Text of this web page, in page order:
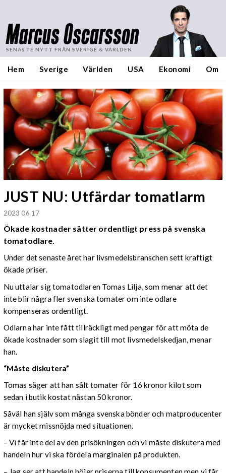
Marcus Oscarsson
SENASTE NYTT FRÅN SVERIGE & VÄRLDEN
Hem Sverige Världen USA Ekonomi Om
JUST NU: Utfärdar tomatlarm
2023 06 17
Ökade kostnader sätter ordentligt press på svenska
tomatodlare.
Under det senaste året har livsmedelsbranschen sett kraftigt
ökade priser.
Nu uttalar sig tomatodlaren Tomas Lilja, som menar att det
inte blir några fler svenska tomater om inte odlare
kompenseras ordentligt.
Odlarna har inte fått tillräckligt med pengar för att möta de
ökade kostnader som slagit till mot livsmedelskedjan, menar
han.
“Måste diskutera”
Tomas säger att han sålt tomater för 16 kronor kilot som
sedan i butik kostat nästan 50 kronor.
Såväl han själv som många svenska bönder och matproducenter
är mycket missnöjda med situationen.
– Vi får inte del av den prisökningen och vi måste diskutera med
handeln hur vi ska fördela marginalen på produkten.